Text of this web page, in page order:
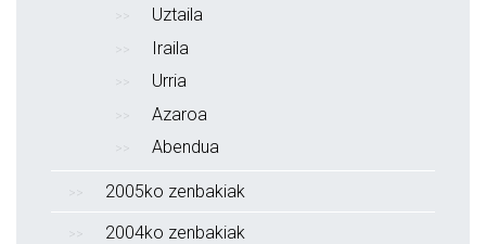
Uztaila
Iraila
Urria
Azaroa
Abendua
2005ko zenbakiak
2004ko zenbakiak